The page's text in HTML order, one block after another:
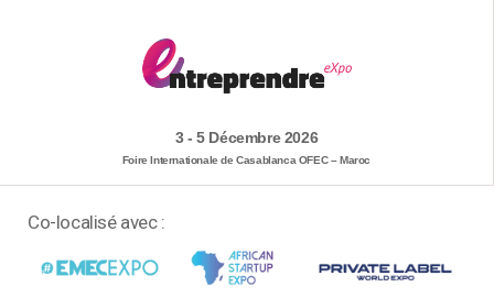
3 - 5 Décembre 2026
Foire Internationale de Casablanca OFEC – Maroc
Co-localisé avec :